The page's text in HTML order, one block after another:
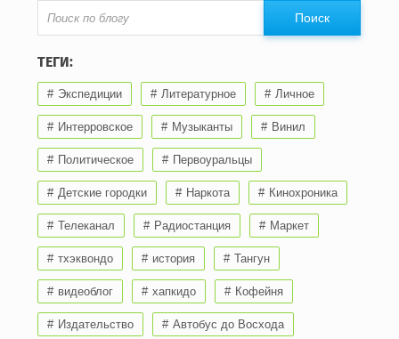
ТЕГИ:
Экспедиции Литературное Личное
Интерровское Музыканты Винил
Политическое Первоуральцы
Детские городки Наркота Кинохроника
Телеканал Радиостанция Маркет
тхэквондо история Тангун
видеоблог хапкидо Кофейня
Издательство Автобус до Восхода